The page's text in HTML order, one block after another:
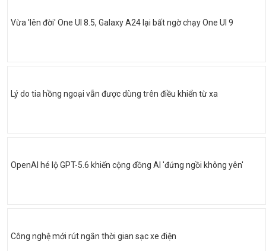
Vừa 'lên đời' One UI 8.5, Galaxy A24 lại bất ngờ chạy One UI 9
Lý do tia hồng ngoại vẫn được dùng trên điều khiển từ xa
OpenAI hé lộ GPT-5.6 khiến cộng đồng AI 'đứng ngồi không yên'
Công nghệ mới rút ngắn thời gian sạc xe điện